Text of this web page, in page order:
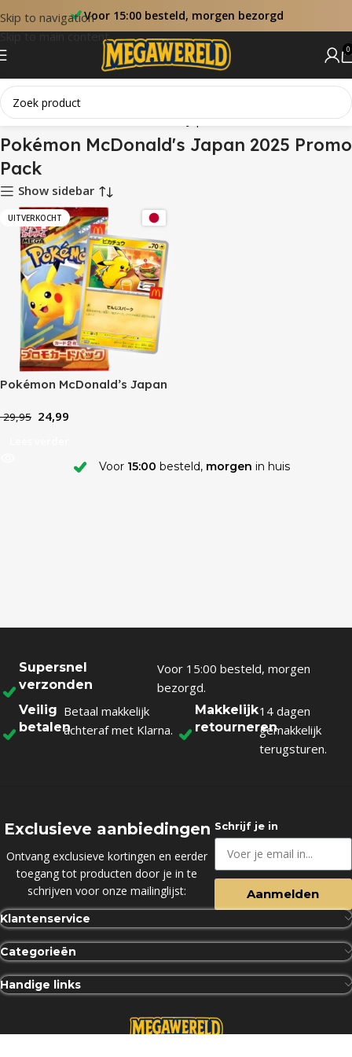
Skip to navigation
Skip to main content
Voor 15:00 besteld, morgen bezorgd
0
Home Sets Pokémon McDonald's Japan 2025 Promo Pack
Pokémon McDonald's Japan 2025 Promo
Pack
Show sidebar
UITVERKOCHT
Pokémon McDonald’s Japan
29,95 24,99
Voor 15:00 besteld, morgen in huis
Supersnel
verzonden
Voor 15:00 besteld, morgen
bezorgd.
Veilig
betalen
Betaal makkelijk
achteraf met Klarna.
Makkelijk
retourneren
14 dagen
gemakkelijk
terugsturen.
Exclusieve aanbiedingen
Ontvang exclusieve kortingen en eerder
toegang tot producten door je in te
schrijven voor onze mailinglijst:
Schrijf je in
Aanmelden
Klantenservice
Categorieën
Handige links